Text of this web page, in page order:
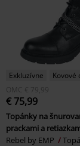
Exkluzívne
Kovové
OMC € 79,99
€ 75,99
Topánky na
prackami a
Rebel by EMP